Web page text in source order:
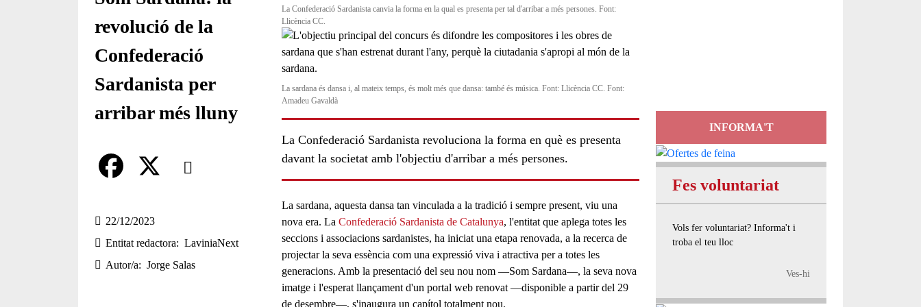
revolució de la
Confederació
Sardanista per
arribar més lluny
Comparteix
a
c
e
22/12/2023
Entitat redactora
LaviniaNext
Autor/a
Jorge Salas
La Confederació Sardanista canvia la forma en la qual es presenta per tal d'arribar a més persones. Font:
Llicència CC.
La sardana és dansa i, al mateix temps, és molt més que dansa: també és música. Font: Llicència CC. Font:
Amadeu Gavaldà
La Confederació Sardanista revoluciona la forma en què es presenta
davant la societat amb l'objectiu d'arribar a més persones.
La sardana, aquesta dansa tan vinculada a la tradició i sempre present, viu una
nova era. La Confederació Sardanista de Catalunya, l'entitat que aplega totes les
seccions i associacions sardanistes, ha iniciat una etapa renovada, a la recerca de
projectar la seva essència com una expressió viva i atractiva per a totes les
generacions. Amb la presentació del seu nou nom —Som Sardana—, la seva nova
imatge i l'esperat llançament d'un portal web renovat —disponible a partir del 29
de desembre—, s'inaugura un capítol totalment nou.
INFORMA'T
Fes voluntariat
Vols fer voluntariat? Informa't i
troba el teu lloc
Ves-hi